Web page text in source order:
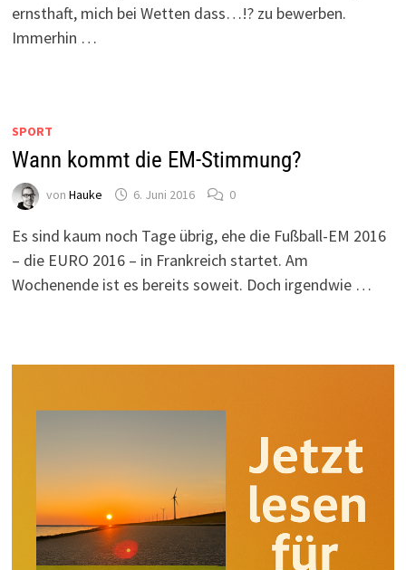
ernsthaft, mich bei Wetten dass…!? zu bewerben.
Immerhin …
SPORT
Wann kommt die EM-Stimmung?
von Hauke 6. Juni 2016 0
Es sind kaum noch Tage übrig, ehe die Fußball-EM 2016
– die EURO 2016 – in Frankreich startet. Am
Wochenende ist es bereits soweit. Doch irgendwie …